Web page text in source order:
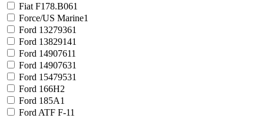
Fiat F178.B061
Force/US Marine1
Ford 13279361
Ford 13829141
Ford 14907611
Ford 14907631
Ford 15479531
Ford 166H2
Ford 185A1
Ford ATF F-11